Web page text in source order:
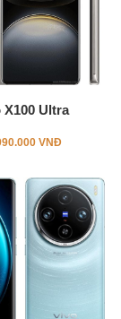
X100 Ultra
VNĐ